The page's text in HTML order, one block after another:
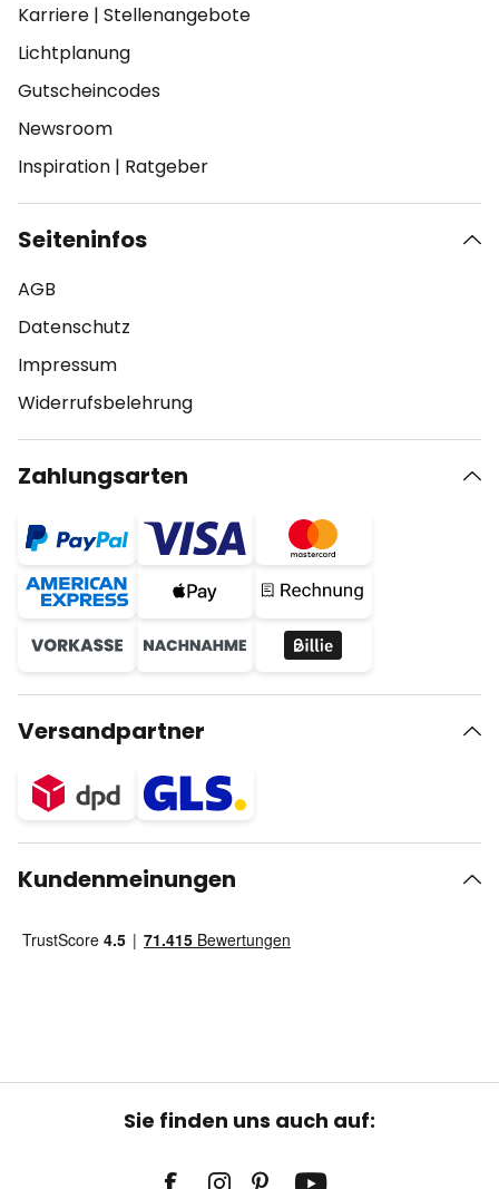
Karriere | Stellenangebote
Lichtplanung
Gutscheincodes
Newsroom
Inspiration | Ratgeber
Seiteninfos
AGB
Datenschutz
Impressum
Widerrufsbelehrung
Zahlungsarten
Versandpartner
Kundenmeinungen
Sie finden uns auch auf: